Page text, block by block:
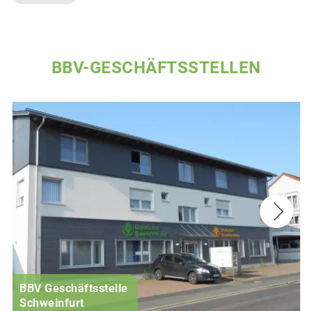
BBV-GESCHÄFTSSTELLEN
BBV Geschäftsstelle
Schweinfurt